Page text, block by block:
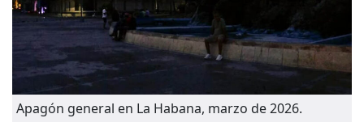
Apagón general en La Habana, marzo de 2026.